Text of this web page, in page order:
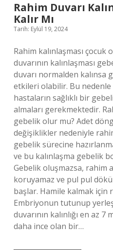
Rahim Duvarı
Kalır Mı
Tarih: Eylül 19, 2024
Rahim kalınlaşması çocuk
duvarının kalınlaşması
duvarı normalden kalınsa
etkileri olabilir. Bu
hastaların sağlıklı bir
almaları gerekmektedir.
gebelik olur mu? Adet
değişiklikler nedeniyle
gebelik sürecine
ve bu kalınlaşma gebelik
Gebelik oluşmazsa, rahim
koruyamaz ve pul pul
başlar. Hamile kalmak için
Embriyonun tutunup
duvarının kalınlığı en az 7
daha ince olan bir…